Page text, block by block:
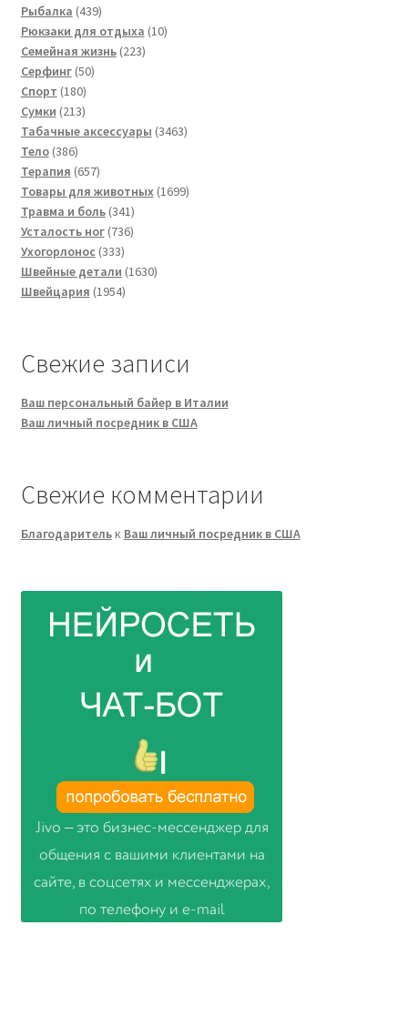
товаров
Рыбалка 439439
товаров
Рюкзаки для отдыха 1010
Семейная жизнь 223223
Серфинг 5050
Спорт 180180
товаров
Сумки 213213
товаров
Табачные аксессуары 34633463
Тело 386386
товаров
Терапия 657657
товаров
Товары для животных 16991699
Травма и боль 341341
товар
Усталость ног 736736
Ухогорлонос 333333
товара
Швейные детали 16301630
Швейцария 19541954
Свежие записи
Ваш персональный байер в Италии
Ваш личный посредник в США
Свежие комментарии
Благодарительк Ваш личный посредник в США